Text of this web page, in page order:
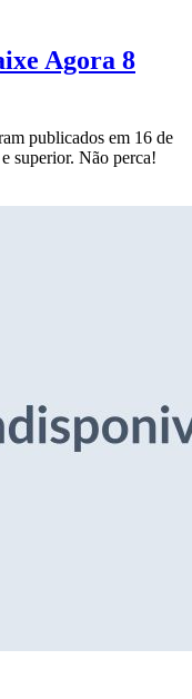
Agora 8
publicados em 16 de
superior. Não perca!